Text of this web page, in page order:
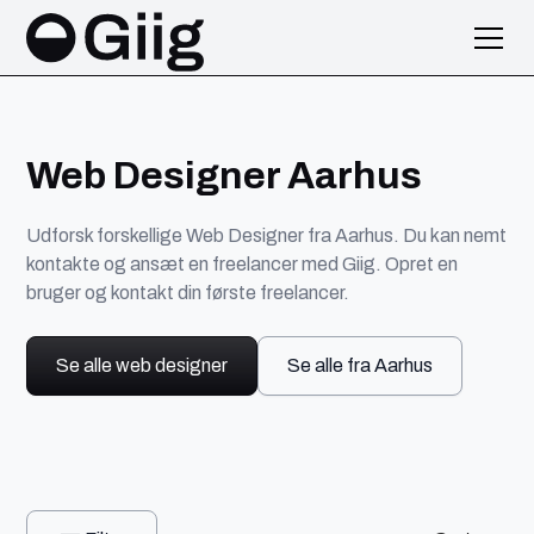
Web Designer Aarhus
Udforsk forskellige Web Designer fra Aarhus. Du kan nemt
kontakte og ansæt en freelancer med Giig. Opret en
bruger og kontakt din første freelancer.
Se alle web designer Se alle fra Aarhus